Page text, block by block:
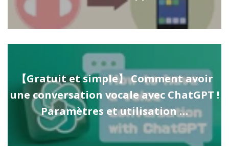
【Gratuit et simple】 Comment avoir
une conversation vocale avec ChatGPT !
Paramètres et utilisation …